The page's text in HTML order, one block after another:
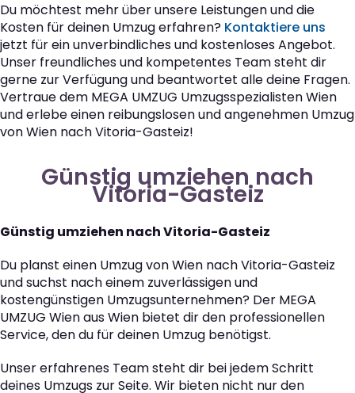
Du möchtest mehr über unsere Leistungen und die
Kosten für deinen Umzug erfahren? Kontaktiere uns
jetzt für ein unverbindliches und kostenloses Angebot.
Unser freundliches und kompetentes Team steht dir
gerne zur Verfügung und beantwortet alle deine Fragen.
Vertraue dem MEGA UMZUG Umzugsspezialisten Wien
und erlebe einen reibungslosen und angenehmen Umzug
von Wien nach Vitoria-Gasteiz!
Günstig umziehen nach
Vitoria-Gasteiz
Günstig umziehen nach Vitoria-Gasteiz
Du planst einen Umzug von Wien nach Vitoria-Gasteiz
und suchst nach einem zuverlässigen und
kostengünstigen Umzugsunternehmen? Der MEGA
UMZUG Wien aus Wien bietet dir den professionellen
Service, den du für deinen Umzug benötigst.
Unser erfahrenes Team steht dir bei jedem Schritt
deines Umzugs zur Seite. Wir bieten nicht nur den